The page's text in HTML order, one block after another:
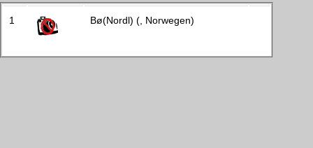
1 Bø(Nordl) (, Norwegen)